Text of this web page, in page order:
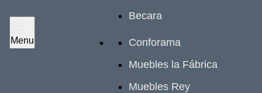
Menu
Becara
Conforama
Muebles la Fábrica
Muebles Rey